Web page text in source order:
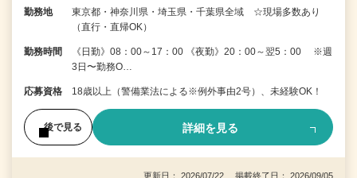
勤務地
東京都・神奈川県・埼玉県・千葉県全域 ☆現場多数あり
（直行・直帰OK）
勤務時間
《日勤》08：00～17：00 《夜勤》20：00～翌5：00 ※週
3日〜勤務O…
応募資格 18歳以上（警備業法による※例外事由2号）、未経験OK！
後で見る 詳細を見る
更新日： 2026/07/22 掲載終了日： 2026/09/05